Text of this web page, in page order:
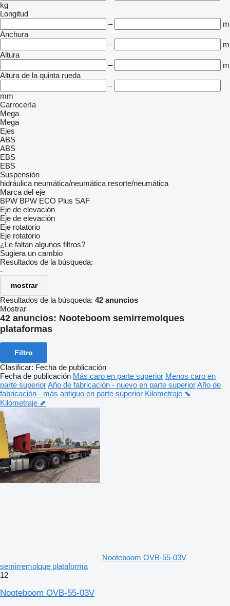
kg
Longitud
–
m
Anchura
–
m
Altura
–
m
Altura de la quinta rueda
–
mm
Carrocería
Mega
Mega
Ejes
ABS
ABS
EBS
EBS
Suspensión
hidráulica neumática/neumática resorte/neumática
Marca del eje
BPW BPW ECO Plus SAF
Eje de elevación
Eje de elevación
Eje rotatorio
Eje rotatorio
¿Le faltan algunos filtros?
Sugiera un cambio
Resultados de la búsqueda:
-
mostrar
Resultados de la búsqueda: 42 anuncios
Mostrar
42 anuncios: Nooteboom semirremolques
plataformas
Filtro
Clasificar: Fecha de publicación
Fecha de publicación Más caro en parte superior Menos caro en
parte superiorAño de fabricación - nuevo en parte superiorAño de
fabricación - más antiguo en parte superior Kilometraje ⬊
Kilometraje ⬈
Nooteboom OVB-55-03V
semirremolque plataforma
12
Nooteboom OVB-55-03V